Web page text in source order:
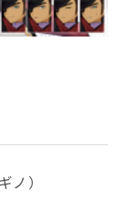
ノ）